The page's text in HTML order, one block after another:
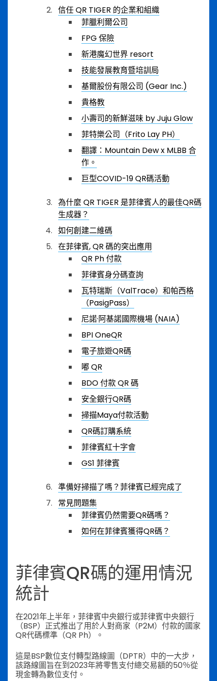
信任 QR TIGER 的企業和組織
菲臘利爾公司
FPG 保險
新港魔幻世界 resort
技能發展教育暨培訓局
基爾股份有限公司 (Gear Inc.)
貴格教
小壽司的新鮮滋味 by Juju Glow
菲特樂公司（Frito Lay PH）
翻譯：Mountain Dew x MLBB 合
作。
巨型COVID-19 QR碼活動
為什麼 QR TIGER 是菲律賓人的最佳QR碼
生成器？
如何創建二維碼
在菲律賓, QR 碼的突出應用
QR Ph 付款
菲律賓身分碼查詢
瓦特瑞斯（ValTrace）和帕西格
（PasigPass）
尼諾·阿基諾國際機場 (NAIA)
BPI OneQR
電子旅遊QR碼
嘟 QR
BDO 付款 QR 碼
安全銀行QR碼
掃描Maya付款活動
QR碼訂購系統
菲律賓紅十字會
GS1 菲律賓
準備好掃描了嗎？菲律賓已經完成了
常見問題集
菲律賓仍然需要QR碼嗎？
如何在菲律賓獲得QR碼？
菲律賓QR碼的運用情況
統計
在2021年上半年，菲律賓中央銀行或菲律賓中央銀行
（BSP）正式推出了用於人對商家（P2M）付款的國家
QR代碼標準（QR Ph）。
這是BSP數位支付轉型路線圖（DPTR）中的一大步，
該路線圖旨在到2023年將零售支付總交易額的50％從
現金轉為數位支付。